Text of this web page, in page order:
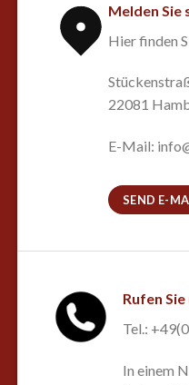
Melden Sie
Hier finden
22081
E-Mail:
SEND E-
Rufen Sie
Tel.:
In einem